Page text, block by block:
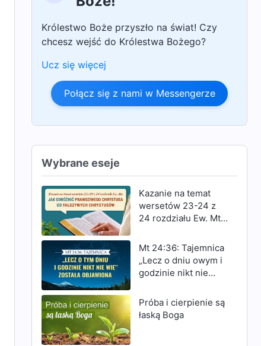
Królestwo Boże przyszło na świat! Czy
chcesz wejść do Królestwa Bożego?
Ucz się więcej
Połącz się z nami w Messengerze
Wybrane eseje
Kazanie na temat
wersetów 23-24 z
24 rozdziału Ew. Mt:
prawdziwego
Chrystusa od
fałszywych
Chrystusów
Mt 24:36: Tajemnica
„Lecz o dniu owym i
godzinie nikt nie
objawiona
Próba i cierpienie są
łaską Boga